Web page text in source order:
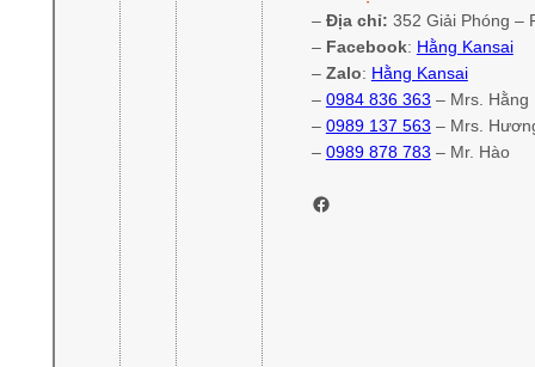
– Địa chỉ: 352 Giải Phóng –
– Facebook: Hằng Kansai
– Zalo: Hằng Kansai
– 0984 836 363 – Mrs. Hằng
– 0989 137 563 – Mrs.
– 0989 878 783 – Mr. Hào
Facebook